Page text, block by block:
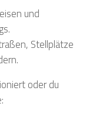
und
Stellplätze
oder du